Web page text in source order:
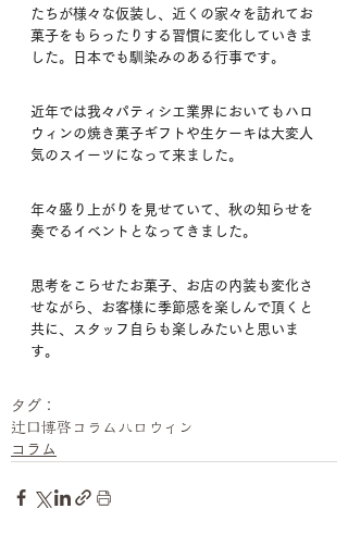
たちが様々な仮装し、近くの家々を訪れてお
菓子をもらったりする習慣に変化していきま
した。日本でも馴染みのある行事です。
近年では我々パティシエ業界においてもハロ
ウィンの焼き菓子ギフトや生ケーキは大変人
気のスイーツになって来ました。
年々盛り上がりを見せていて、秋の知らせを
奏でるイベントとなってきました。
思考をこらせたお菓子、お店の内装も変化さ
せながら、お客様に季節感を楽しんで頂くと
共に、スタッフ自らも楽しみたいと思いま
す。
タグ：
辻口博啓 コラム ハロウィン
コラム